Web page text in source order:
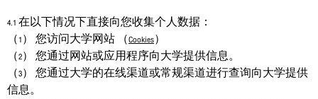
4.1 在以下情况下直接向您收集个人数据：
（1） 您访问大学网站 （Cookies）
（2） 您通过网站或应用程序向大学提供信息。
（3） 您通过大学的在线渠道或常规渠道进行查询向大学提供
信息。